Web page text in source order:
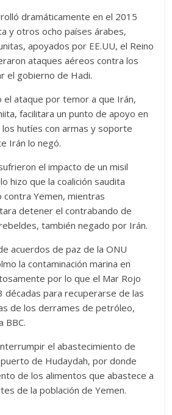
dramáticamente en el 2015
y otros ocho países árabes,
apoyados por EE.UU, el Reino
ataques aéreos contra los
el gobierno de Hadi.
el ataque por temor a que Irán,
facilitara un punto de apoyo en
los hutíes con armas y soporte
Irán lo negó.
el impacto de un misil
hizo que la coalición saudita
Yemen, mientras
detener el contrabando de
también negado por Irán.
acuerdos de paz de la ONU
la contaminación marina en
por lo que el Mar Rojo
décadas para recuperarse de las
de los derrames de petróleo,
BBC.
el abastecimiento de
de Hudaydah, por donde
de los alimentos que abastece a
de la población de Yemen.